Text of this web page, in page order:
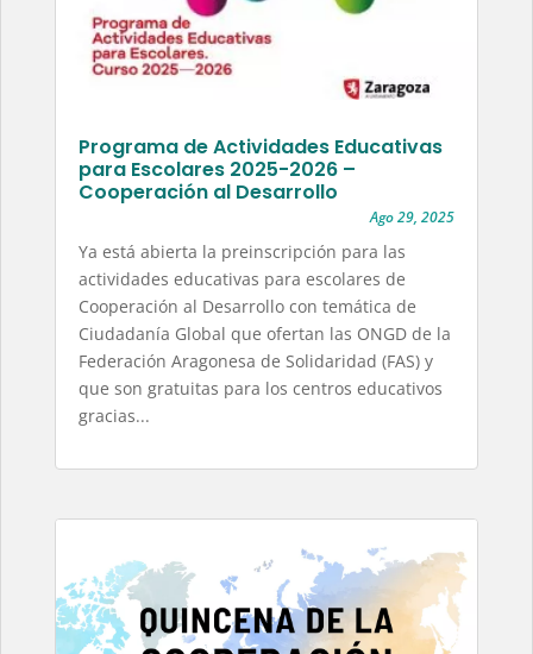
Programa de Actividades Educativas
para Escolares 2025-2026 –
Cooperación al Desarrollo
Ago 29, 2025
Ya está abierta la preinscripción para las
actividades educativas para escolares de
Cooperación al Desarrollo con temática de
Ciudadanía Global que ofertan las ONGD de la
Federación Aragonesa de Solidaridad (FAS) y
que son gratuitas para los centros educativos
gracias...